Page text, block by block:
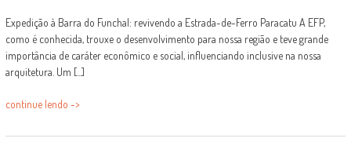
Expedição à Barra do Funchal: revivendo a Estrada-de-Ferro Paracatu A EFP,
como é conhecida, trouxe o desenvolvimento para nossa região e teve grande
importância de caráter econômico e social, influenciando inclusive na nossa
arquitetura. Um [...]
continue lendo ->